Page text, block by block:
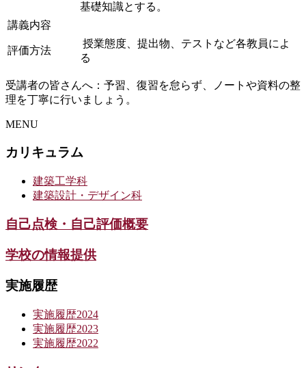
基礎知識とする。
講義内容
評価方法
授業態度、提出物、テストなど各教員によ
る
受講者の皆さんへ：予習、復習を怠らず、ノートや資料の整
理を丁寧に行いましょう。
MENU
カリキュラム
建築工学科
建築設計・デザイン科
自己点検・自己評価概要
学校の情報提供
実施履歴
実施履歴2024
実施履歴2023
実施履歴2022